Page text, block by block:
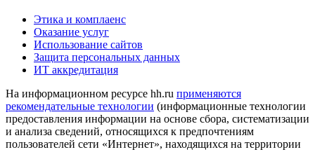
Этика и комплаенс
Оказание услуг
Использование сайтов
Защита персональных данных
ИТ аккредитация
На информационном ресурсе hh.ru применяются
рекомендательные технологии (информационные технологии
предоставления информации на основе сбора, систематизации
и анализа сведений, относящихся к предпочтениям
пользователей сети «Интернет», находящихся на территории